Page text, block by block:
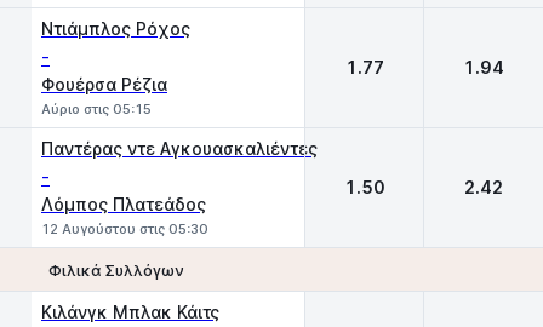
Ντιάμπλος Ρόχος
-
Φουέρσα Ρέζια
Αύριο στις 05:15
1.77 1.94
Παντέρας ντε Αγκουασκαλιέντες
-
Λόμπος Πλατεάδος
12 Αυγούστου στις 05:30
1.50 2.42
Φιλικά Συλλόγων
Kιλάνγκ Μπλακ Κάιτς